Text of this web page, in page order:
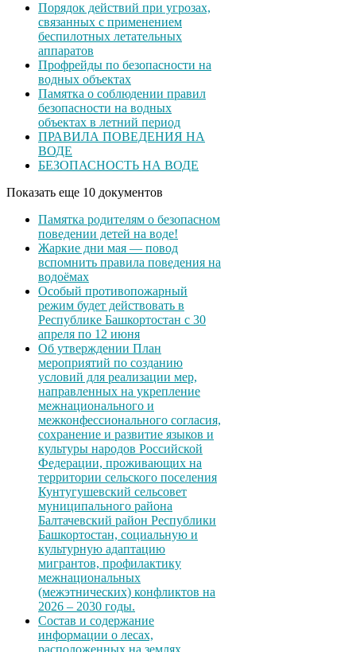
Порядок действий при угрозах,
связанных с применением
беспилотных летательных
аппаратов
Профрейды по безопасности на
водных объектах
Памятка о соблюдении правил
безопасности на водных
объектах в летний период
ПРАВИЛА ПОВЕДЕНИЯ НА
ВОДЕ
БЕЗОПАСНОСТЬ НА ВОДЕ
Показать еще 10 документов
Памятка родителям о безопасном
поведении детей на воде!
Жаркие дни мая — повод
вспомнить правила поведения на
водоёмах
Особый противопожарный
режим будет действовать в
Республике Башкортостан с 30
апреля по 12 июня
Об утверждении План
мероприятий по созданию
условий для реализации мер,
направленных на укрепление
межнационального и
межконфессионального согласия,
сохранение и развитие языков и
культуры народов Российской
Федерации, проживающих на
территории сельского поселения
Кунтугушевский сельсовет
муниципального района
Балтачевский район Республики
Башкортостан, социальную и
культурную адаптацию
мигрантов, профилактику
межнациональных
(межэтнических) конфликтов на
2026 – 2030 годы.
Состав и содержание
информации о лесах,